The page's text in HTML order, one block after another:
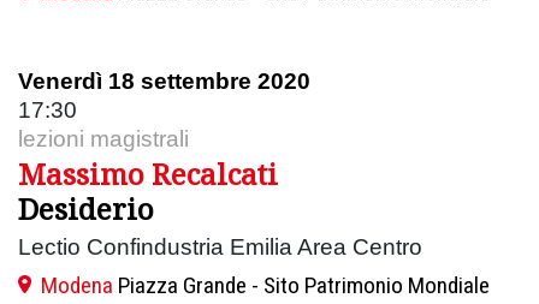
Venerdì 18 settembre 2020
17:30
lezioni magistrali
Massimo Recalcati
Desiderio
Lectio Confindustria Emilia Area Centro
Modena Piazza Grande - Sito Patrimonio Mondiale